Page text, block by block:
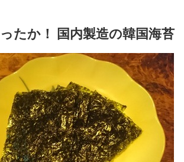
たか！ 国内製造の韓国海苔